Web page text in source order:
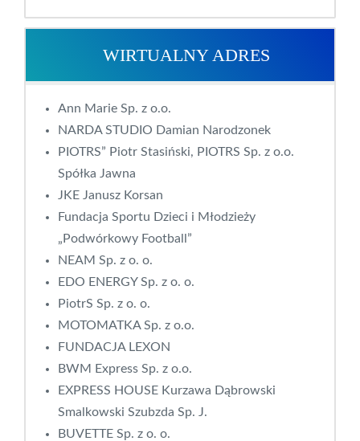
WIRTUALNY ADRES
Ann Marie Sp. z o.o.
NARDA STUDIO Damian Narodzonek
PIOTRS” Piotr Stasiński, PIOTRS Sp. z o.o.
Spółka Jawna
JKE Janusz Korsan
Fundacja Sportu Dzieci i Młodzieży
„Podwórkowy Football”
NEAM Sp. z o. o.
EDO ENERGY Sp. z o. o.
PiotrS Sp. z o. o.
MOTOMATKA Sp. z o.o.
FUNDACJA LEXON
BWM Express Sp. z o.o.
EXPRESS HOUSE Kurzawa Dąbrowski
Smalkowski Szubzda Sp. J.
BUVETTE Sp. z o. o.